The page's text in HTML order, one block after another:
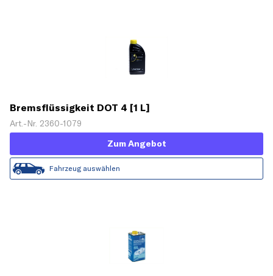
Bremsflüssigkeit DOT 4 [1 L]
Art.-Nr. 2360-1079
Zum Angebot
Fahrzeug auswählen